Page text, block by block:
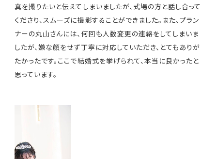
真を撮りたいと伝えてしまいましたが、式場の方と話し合って
くださり、スムーズに撮影することができました。また、プラン
ナーの丸山さんには、何回も人数変更の連絡をしてしまいま
したが、嫌な顔をせず丁寧に対応していただき、とてもありが
たかったです。ここで結婚式を挙げられて、本当に良かったと
思っています。